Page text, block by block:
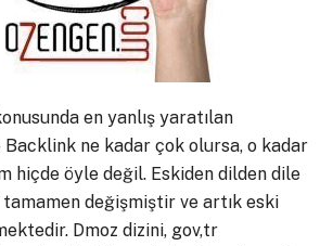
en yanlış yaratılan
Backlink ne kadar çok olursa, o kadar
hiçde öyle değil. Eskiden dilden dile
değişmiştir ve artık eski
Dmoz dizini, gov,tr